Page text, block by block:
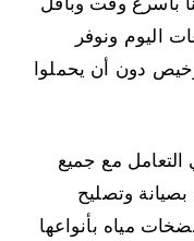
اليوم ونوفر
دون أن يحملوا
مع جميع
وتصليح
مياه بأنواعها